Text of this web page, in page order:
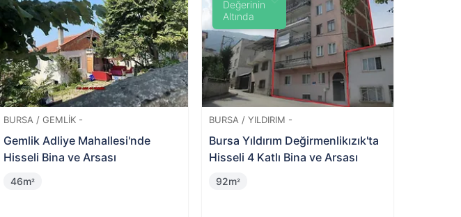
BURSA / GEMLIK -
Gemlik Adliye Mahallesi'nde
Hisseli Bina ve Arsası
46m²
Değerinin
Altında
BURSA / YILDIRIM -
Bursa Yıldırım Değirmenlikızık'ta
Hisseli 4 Katlı Bina ve Arsası
92m²